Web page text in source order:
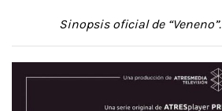
Sinopsis oficial de “Veneno”.